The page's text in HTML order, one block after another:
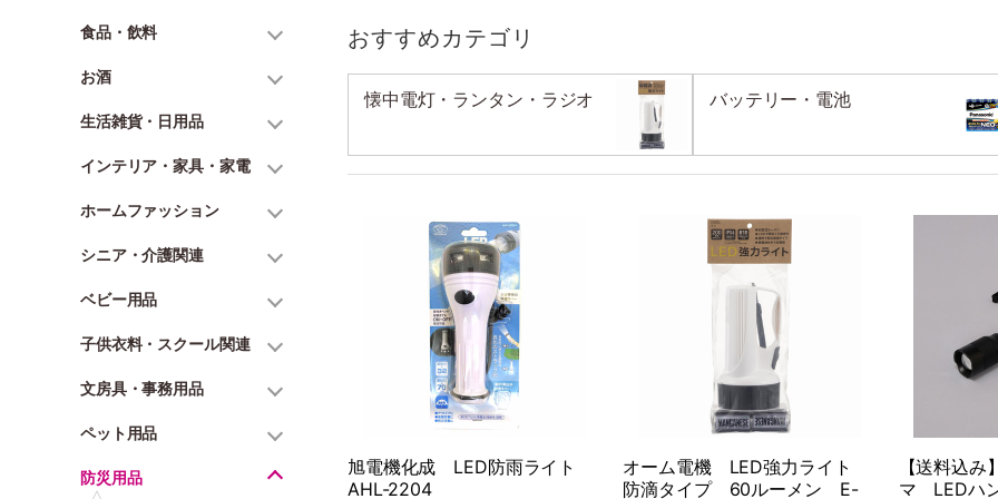
食品・飲料
お酒
生活雑貨・日用品
インテリア・家具・家電
ホームファッション
シニア・介護関連
ベビー用品
子供衣料・スクール関連
文房具・事務用品
ペット用品
防災用品
おすすめカテゴリ
懐中電灯・ランタン・ラジオ バッテリー・電池
旭電機化成 LED防雨ライト
AHL-2204
オーム電機 LED強力ライト
防滴タイプ 60ルーメン E-
【送料込
マ LEDハ